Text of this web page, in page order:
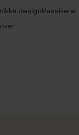
designklassikere,